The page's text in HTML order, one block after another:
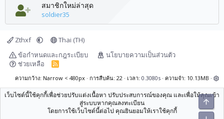
สมาชิกใหม่ล่าสุด
soldier35
Zthxf
Thai (TH)
ข้อกำหนดและกฎระเบียบ
นโยบายความเป็นส่วนตัว
ช่วยเหลือ
R
S
ความกว้าง การสืบค้น 22 เวลา 0.3080s ความจำ 10.13MB
เว็บไซต์นี้ใช้คุกกี้เพื่อช่วยปรับแต่งเนื้อหา ปรับประสบการณ์ของคุณ และเพื่อให้คุณเข้า
สู่ระบบหากคุณลงทะเบียน
โดยการใช้เว็บไซต์นี้ต่อไป คุณยินยอมให้เราใช้คุกกี้